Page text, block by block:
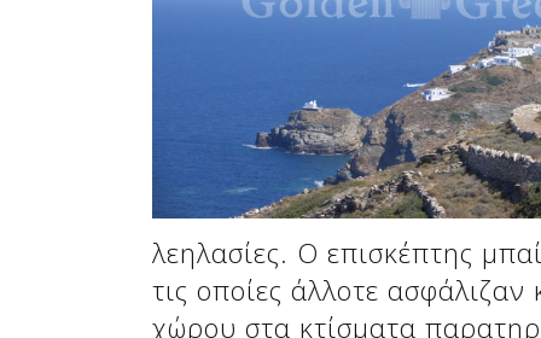
λεηλασίες. Ο επισκέπτης
τις οποίες άλλοτε
χώρου στα κτίσματα